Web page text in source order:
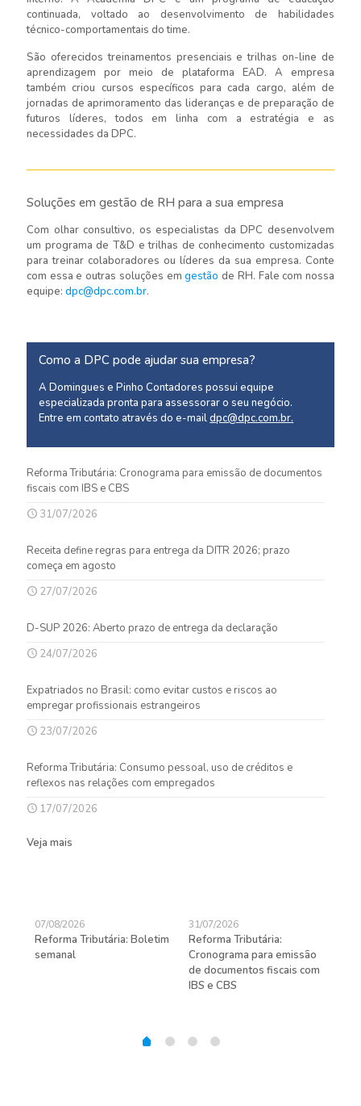
continuada, voltado ao desenvolvimento de habilidades
técnico-comportamentais do time.
São oferecidos treinamentos presenciais e trilhas on-line de
aprendizagem por meio de plataforma EAD. A empresa
também criou cursos específicos para cada cargo, além de
jornadas de aprimoramento das lideranças e de preparação de
futuros líderes, todos em linha com a estratégia e as
necessidades da DPC.
Soluções em gestão de RH para a sua empresa
Com olhar consultivo, os especialistas da DPC desenvolvem
um programa de T&D e trilhas de conhecimento customizadas
para treinar colaboradores ou líderes da sua empresa. Conte
com essa e outras soluções emgestãode RH. Fale com nossa
equipe: dpc@dpc.com.br.
Como a DPC pode ajudar sua empresa?
A Domingues e Pinho Contadores possui equipe
especializada pronta para assessorar o seu negócio.
Entre em contato através do e-maildpc@dpc.com.br.
Reforma Tributária: Cronograma para emissão de documentos
fiscais com IBS e CBS
31/07/2026
Receita define regras para entrega da DITR 2026; prazo
começa em agosto
27/07/2026
D-SUP 2026: Aberto prazo de entrega da declaração
24/07/2026
Expatriados no Brasil: como evitar custos e riscos ao
empregar profissionais estrangeiros
23/07/2026
Reforma Tributária: Consumo pessoal, uso de créditos e
reflexos nas relações com empregados
17/07/2026
Veja mais
07/08/2026
Reforma Tributária: Boletim
semanal
31/07/2026
Reforma Tributária:
Cronograma para emissão
de documentos fiscais com
IBS e CBS